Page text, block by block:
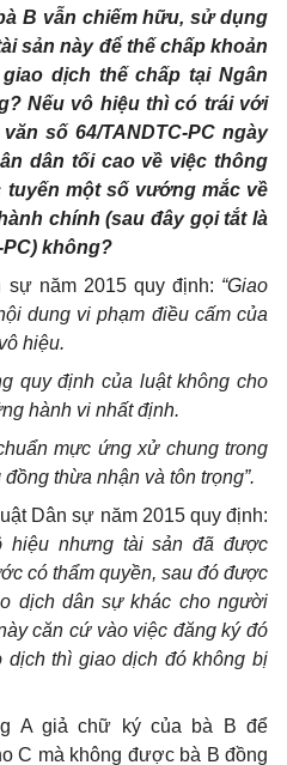
B vẫn chiếm hữu, sử dụng
sản này để thế chấp khoản
dịch thế chấp tại Ngân
Nếu vô hiệu thì có trái với
số 64/TANDTC-PC ngày
dân tối cao về việc thông
một số vướng mắc về
chính (sau đây gọi tắt là
PC) không?
năm 2015 quy định: “Giao
dung vi phạm điều cấm của
hiệu.
quy định của luật không cho
hành vi nhất định.
mực ứng xử chung trong
thừa nhận và tôn trọng”.
Dân sự năm 2015 quy định:
hiệu nhưng tài sản đã được
có thẩm quyền, sau đó được
dịch dân sự khác cho người
căn cứ vào việc đăng ký đó
dịch thì giao dịch đó không bị
A giả chữ ký của bà B để
C mà không được bà B đồng